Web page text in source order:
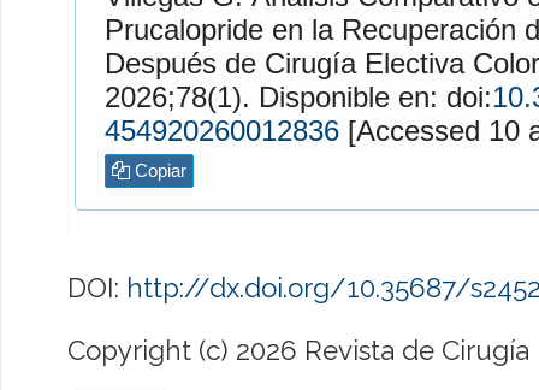
Prucalopride en la Recuperación
Después de Cirugía Electiva
2026;78(1). Disponible en: doi:
454920260012836[Accessed 10
Copiar
DOI: http://dx.doi.org/10.35687/
Copyright (c) 2026 Revista de Cirugía